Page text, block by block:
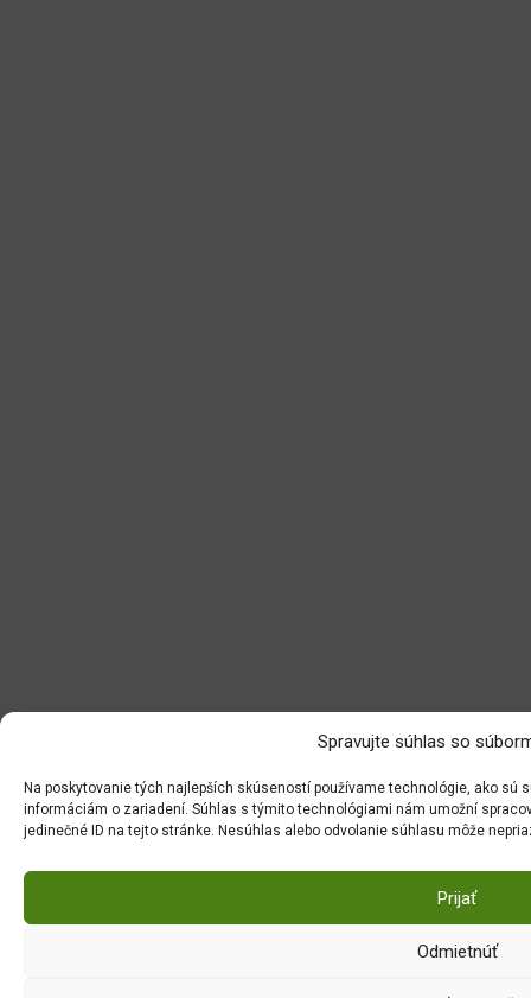
Spravujte súhlas so
Na poskytovanie tých najlepších skúseností používame technológie, ako sú
informáciám o zariadení. Súhlas s týmito technológiami nám umožní
jedinečné ID na tejto stránke. Nesúhlas alebo odvolanie súhlasu môže
Prijať
Odmietnúť